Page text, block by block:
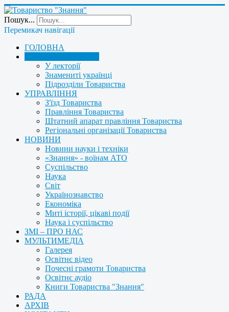
Пошук...
Перемикач навігації
ГОЛОВНА
У лекторії
Знамениті українці
Підрозділи Товариства
УПРАВЛІННЯ
З'їзд Товариства
Правління Товариства
Штатний апарат правління Товариства
Регіональні організації Товариства
НОВИНИ
Новини науки і техніки
«Знання» - воїнам АТО
Суспільство
Наука
Світ
Українознавство
Економіка
Миті історії, цікаві події
Наука і суспільство
ЗМІ – ПРО НАС
МУЛЬТИМЕДІА
Галерея
Освітнє відео
Почесні грамоти Товариства
Освітнє аудіо
Книги Товариства "Знання"
РАДА
АРХІВ